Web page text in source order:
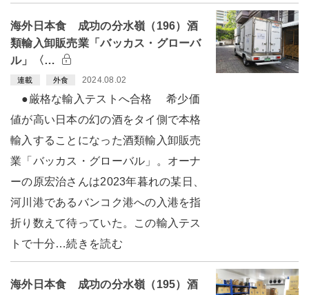
海外日本食 成功の分水嶺（196）酒
類輸入卸販売業「バッカス・グローバ
ル」〈…
連載 外食 2024.08.02
●厳格な輸入テストへ合格 希少価
値が高い日本の幻の酒をタイ側で本格
輸入することになった酒類輸入卸販売
業「バッカス・グローバル」。オーナ
ーの原宏治さんは2023年暮れの某日、
河川港であるバンコク港への入港を指
折り数えて待っていた。この輸入テス
トで十分…続きを読む
海外日本食 成功の分水嶺（195）酒